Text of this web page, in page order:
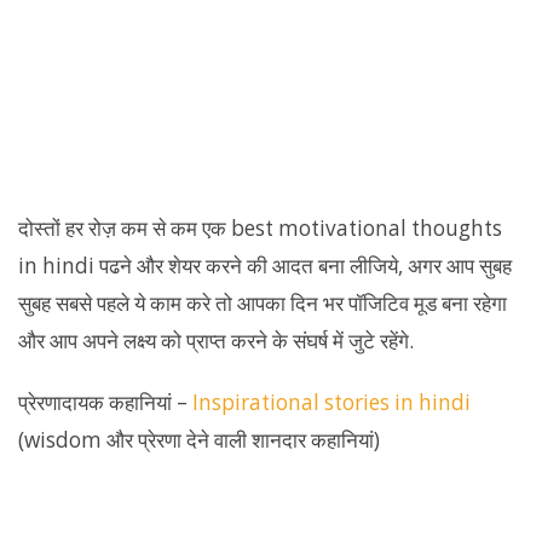
दोस्तों हर रोज़ कम से कम एक best motivational thoughts
in hindi पढने और शेयर करने की आदत बना लीजिये, अगर आप सुबह
सुबह सबसे पहले ये काम करे तो आपका दिन भर पॉजिटिव मूड बना रहेगा
और आप अपने लक्ष्य को प्राप्त करने के संघर्ष में जुटे रहेंगे.
प्रेरणादायक कहानियां – Inspirational stories in hindi
(wisdom और प्रेरणा देने वाली शानदार कहानियां)